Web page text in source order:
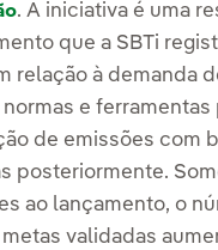
. A iniciativa é uma
que a SBTi
relação à demanda
e ferramentas
de emissões com
posteriormente.
ao lançamento, o
validadas